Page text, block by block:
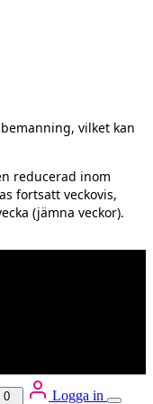
vilket kan
reducerad inom
fortsatt veckovis,
(jämna veckor).
0 Logga in